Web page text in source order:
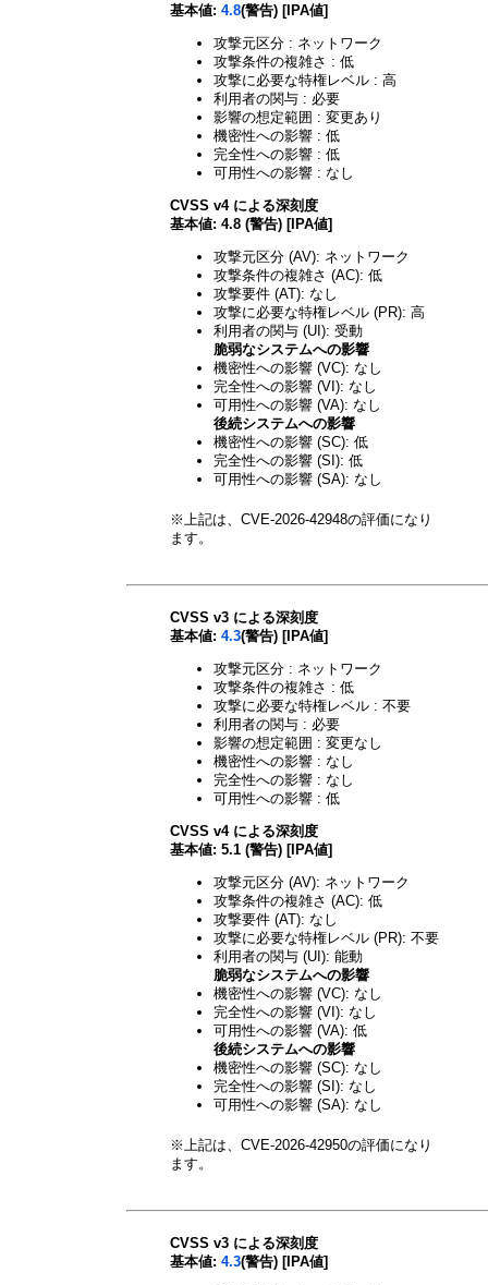
基本値: 4.8(警告) [IPA値]
攻撃元区分 : ネットワーク
攻撃条件の複雑さ : 低
攻撃に必要な特権レベル : 高
利用者の関与 : 必要
影響の想定範囲 : 変更あり
機密性への影響 : 低
完全性への影響 : 低
可用性への影響 : なし
CVSS v4 による深刻度
基本値: 4.8 (警告) [IPA値]
攻撃元区分 (AV): ネットワーク
攻撃条件の複雑さ (AC): 低
攻撃要件 (AT): なし
攻撃に必要な特権レベル (PR): 高
利用者の関与 (UI): 受動
脆弱なシステムへの影響
機密性への影響 (VC): なし
完全性への影響 (VI): なし
可用性への影響 (VA): なし
後続システムへの影響
機密性への影響 (SC): 低
完全性への影響 (SI): 低
可用性への影響 (SA): なし
※上記は、CVE-2026-42948の評価になり
ます。
CVSS v3 による深刻度
基本値: 4.3(警告) [IPA値]
攻撃元区分 : ネットワーク
攻撃条件の複雑さ : 低
攻撃に必要な特権レベル : 不要
利用者の関与 : 必要
影響の想定範囲 : 変更なし
機密性への影響 : なし
完全性への影響 : なし
可用性への影響 : 低
CVSS v4 による深刻度
基本値: 5.1 (警告) [IPA値]
攻撃元区分 (AV): ネットワーク
攻撃条件の複雑さ (AC): 低
攻撃要件 (AT): なし
攻撃に必要な特権レベル (PR): 不要
利用者の関与 (UI): 能動
脆弱なシステムへの影響
機密性への影響 (VC): なし
完全性への影響 (VI): なし
可用性への影響 (VA): 低
後続システムへの影響
機密性への影響 (SC): なし
完全性への影響 (SI): なし
可用性への影響 (SA): なし
※上記は、CVE-2026-42950の評価になり
ます。
CVSS v3 による深刻度
基本値: 4.3(警告) [IPA値]